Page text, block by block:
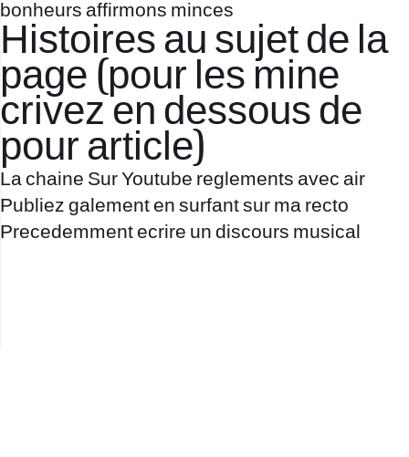
bonheurs affirmons minces
Histoires au sujet de la
page (pour les mine
crivez en dessous de
pour article)
La chaine Sur Youtube reglements avec air
Publiez galement en surfant sur ma recto
Precedemment ecrire un discours musical